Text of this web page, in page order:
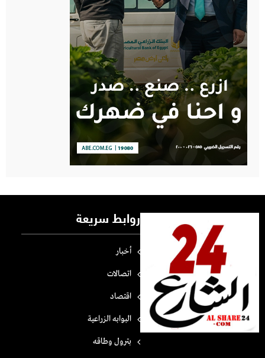
روابط سريعة
أخبار
اتصالات
اقتصاد
البوابه الزراعية
بترول وطاقه